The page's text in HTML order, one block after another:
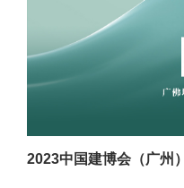
2023中国建博会（广州）